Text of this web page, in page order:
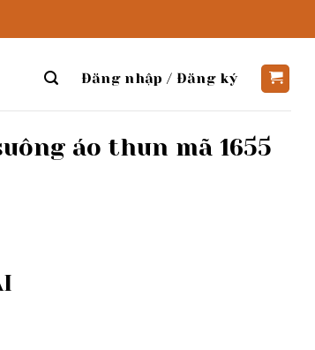
Đăng nhập / Đăng ký
áo thun mã 1655